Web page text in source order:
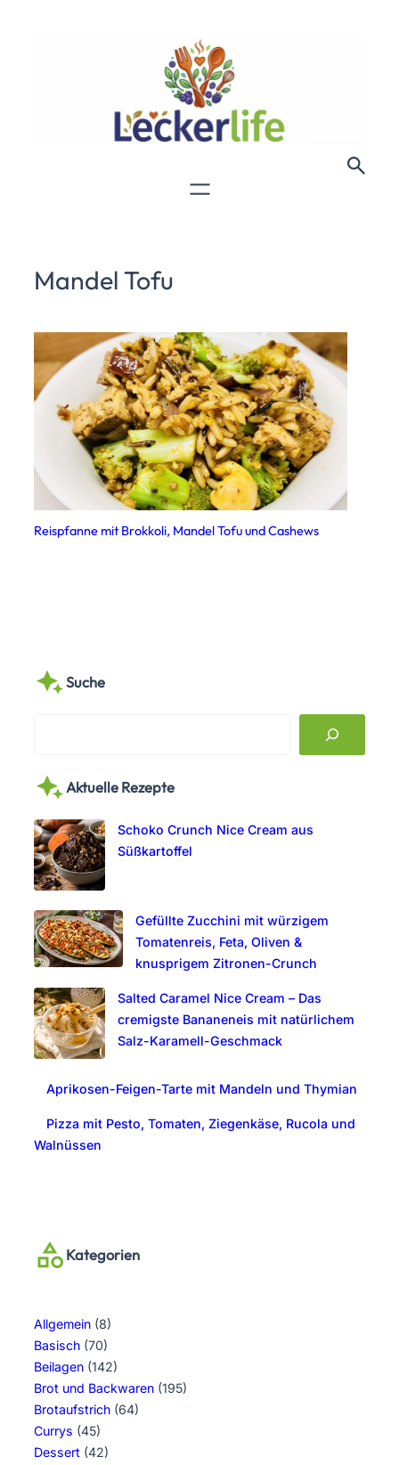
Mandel Tofu
Reispfanne mit Brokkoli, Mandel Tofu und Cashews
Suche
r
h
Aktuelle Rezepte
Schoko Crunch Nice Cream aus
Süßkartoffel
Gefüllte Zucchini mit würzigem
Tomatenreis, Feta, Oliven &
knusprigem Zitronen-Crunch
Salted Caramel Nice Cream – Das
cremigste Bananeneis mit natürlichem
Salz-Karamell-Geschmack
Aprikosen-Feigen-Tarte mit Mandeln und Thymian
Pizza mit Pesto, Tomaten, Ziegenkäse, Rucola und
Walnüssen
Kategorien
Allgemein (8)
Basisch (70)
Beilagen (142)
Brot und Backwaren (195)
Brotaufstrich (64)
Currys (45)
Dessert (42)